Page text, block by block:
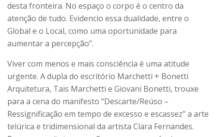
desta fronteira. No espaço o corpo é o centro da
atenção de tudo. Evidencio essa dualidade, entre o
Global e o Local, como uma oportunidade para
aumentar a percepção”.
Viver com menos e mais consciência é uma atitude
urgente. A dupla do escritório Marchetti + Bonetti
Arquitetura, Tais Marchetti e Giovani Bonetti, trouxe
para a cena do manifesto “Descarte/Reúso –
Ressignificação em tempo de excesso e escassez” a arte
telúrica e tridimensional da artista Clara Fernandes.